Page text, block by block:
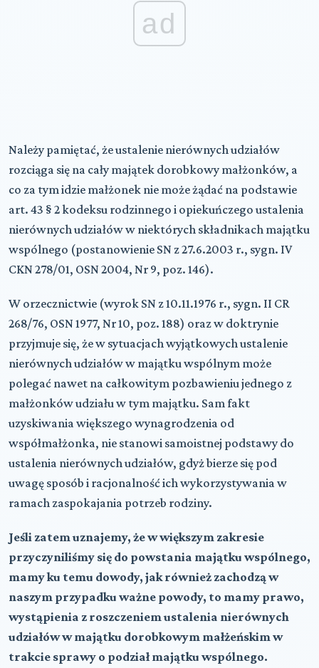
ad
Należy pamiętać, że ustalenie nierównych udziałów
rozciąga się na cały majątek dorobkowy małżonków, a
co za tym idzie małżonek nie może żądać na podstawie
art. 43 § 2 kodeksu rodzinnego i opiekuńczego ustalenia
nierównych udziałów w niektórych składnikach majątku
wspólnego (postanowienie SN z 27.6.2003 r., sygn. IV
CKN 278/01, OSN 2004, Nr 9, poz. 146).
W orzecznictwie (wyrok SN z 10.11.1976 r., sygn. II CR
268/76, OSN 1977, Nr 10, poz. 188) oraz w doktrynie
przyjmuje się, że w sytuacjach wyjątkowych ustalenie
nierównych udziałów w majątku wspólnym może
polegać nawet na całkowitym pozbawieniu jednego z
małżonków udziału w tym majątku. Sam fakt
uzyskiwania większego wynagrodzenia od
współmałżonka, nie stanowi samoistnej podstawy do
ustalenia nierównych udziałów, gdyż bierze się pod
uwagę sposób i racjonalność ich wykorzystywania w
ramach zaspokajania potrzeb rodziny.
Jeśli zatem uznajemy, że w większym zakresie
przyczyniliśmy się do powstania majątku wspólnego,
mamy ku temu dowody, jak również zachodzą w
naszym przypadku ważne powody, to mamy prawo,
wystąpienia z roszczeniem ustalenia nierównych
udziałów w majątku dorobkowym małżeńskim w
trakcie sprawy o podział majątku wspólnego.